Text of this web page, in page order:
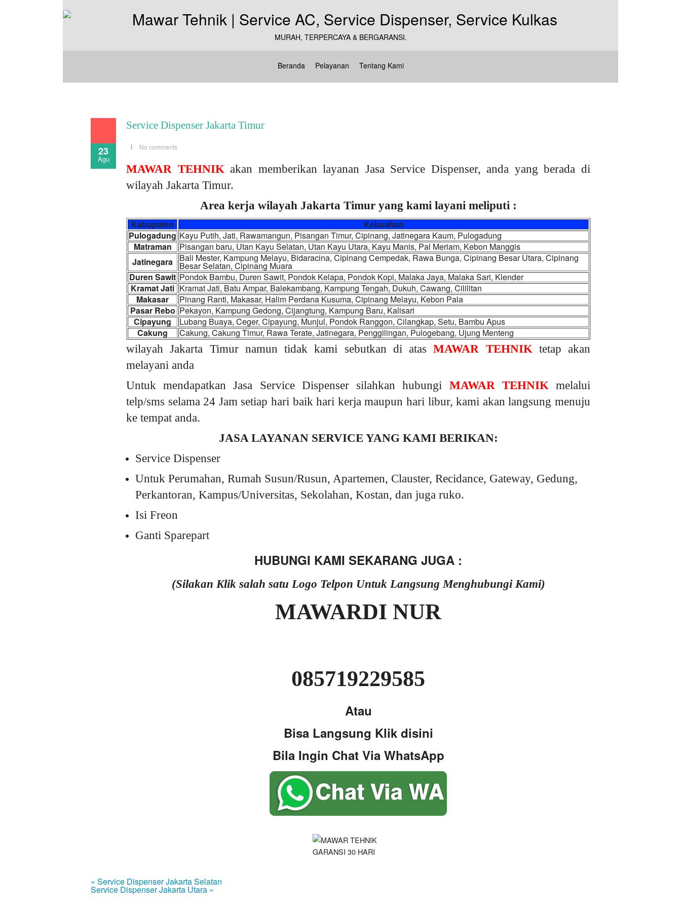
MURAH, TERPERCAYA & BERGARANSI.
Beranda Pelayanan Tentang Kami
23
Agu
Service Dispenser Jakarta Timur
No comments
MAWAR TEHNIKakan memberikan layanan Jasa Service Dispenser, anda yang berada di
wilayah Jakarta Timur.
Area kerja wilayah Jakarta Timur yang kami layani meliputi :
Kabupaten
Kelurahan
Pulogadung Kayu Putih, Jati, Rawamangun, Pisangan Timur, Cipinang, Jatinegara Kaum, Pulogadung
Matraman
Pisangan baru, Utan Kayu Selatan, Utan Kayu Utara, Kayu Manis, Pal Meriam, Kebon Manggis
Jatinegara
Bali Mester, Kampung Melayu, Bidaracina, Cipinang Cempedak, Rawa Bunga, Cipinang Besar Utara, Cipinang
Besar Selatan, Cipinang Muara
Duren Sawit Pondok Bambu, Duren Sawit, Pondok Kelapa, Pondok Kopi, Malaka Jaya, Malaka Sari, Klender
Kramat Jati Kramat Jati, Batu Ampar, Balekambang, Kampung Tengah, Dukuh, Cawang, Cililitan
Makasar
Pinang Ranti, Makasar, Halim Perdana Kusuma, Cipinang Melayu, Kebon Pala
Pasar Rebo Pekayon, Kampung Gedong, Cijangtung, Kampung Baru, Kalisari
Cipayung
Lubang Buaya, Ceger, Cipayung, Munjul, Pondok Ranggon, Cilangkap, Setu, Bambu Apus
Cakung
Cakung, Cakung Timur, Rawa Terate, Jatinegara, Penggilingan, Pulogebang, Ujung Menteng
wilayah Jakarta Timur namun tidak kami sebutkan di atasMAWAR TEHNIKtetap akan
melayani anda
Untuk mendapatkan Jasa Service Dispenser silahkan hubungi MAWAR TEHNIKmelalui
telp/sms selama 24 Jam setiap hari baik hari kerja maupun hari libur, kami akan langsung menuju
ke tempat anda.
JASA LAYANAN SERVICE YANG KAMI BERIKAN:
Service Dispenser
Untuk Perumahan, Rumah Susun/Rusun, Apartemen, Clauster, Recidance, Gateway, Gedung,
Perkantoran, Kampus/Universitas, Sekolahan, Kostan, dan juga ruko.
Isi Freon
Ganti Sparepart
HUBUNGI KAMI SEKARANG JUGA :
(Silakan Klik salah satu Logo Telpon Untuk Langsung Menghubungi Kami)
MAWARDI NUR
085719229585
Atau
Bisa Langsung Klik disini
Bila Ingin Chat Via WhatsApp
« Service Dispenser Jakarta Selatan
Service Dispenser Jakarta Utara »